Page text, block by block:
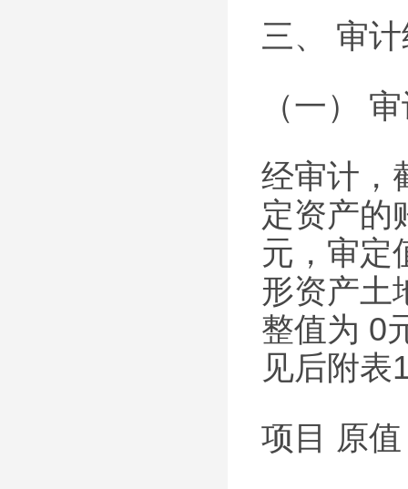
三、 审
（一）
经审计，
定资产的
元，审定
形资产土
整值为 0
见后附表
项目 原